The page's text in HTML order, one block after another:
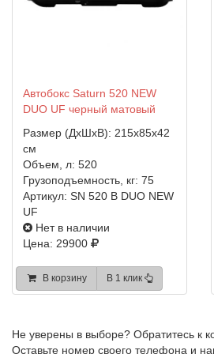
Автобокс Saturn 520 NEW
DUO UF черный матовый
Размер (ДхШхВ): 215x85x42
см
Объем, л: 520
Грузоподъемность, кг: 75
Артикул: SN 520 B DUO NEW
UF
Нет в наличии
Цена: 29900
В корзину В 1 клик
Не уверены в выборе? Обратитесь к
Оставьте номер своего телефона и